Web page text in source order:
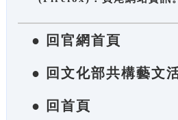
● 回官網首頁
● 回文化部共構藝文
● 回首頁